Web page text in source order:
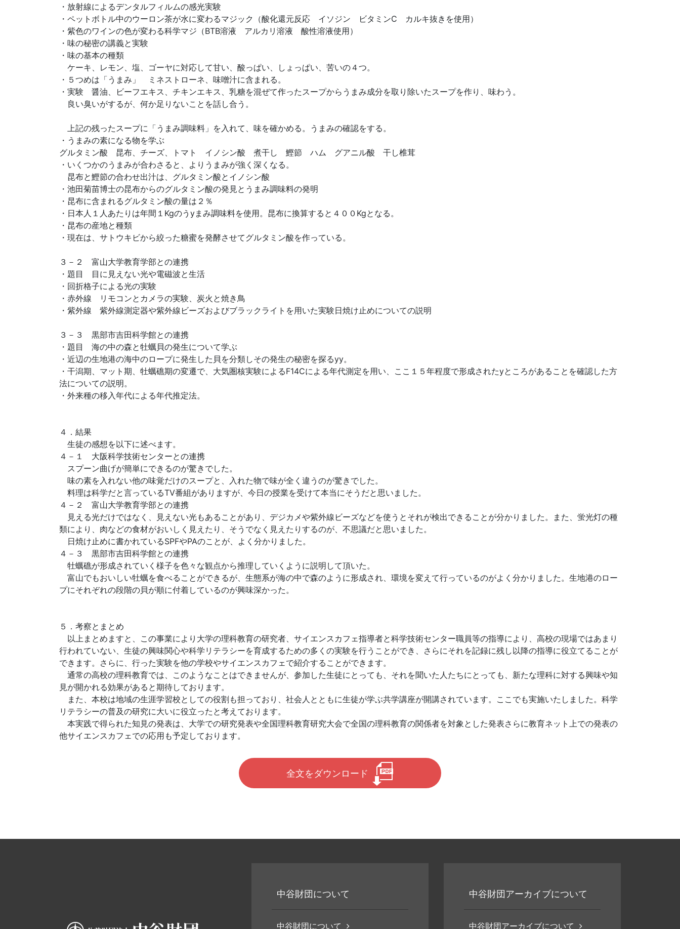
・放射線によるデンタルフィルムの感光実験
・ペットボトル中のウーロン茶が水に変わるマジック（酸化還元反応 イソジン ビタミンC カルキ抜きを使用）
・紫色のワインの色が変わる科学マジ（BTB溶液 アルカリ溶液 酸性溶液使用）
・味の秘密の講義と実験
・味の基本の種類
ケーキ、レモン、塩、ゴーヤに対応して甘い、酸っぱい、しょっぱい、苦いの４つ。
・５つめは「うまみ」 ミネストローネ、味噌汁に含まれる。
・実験 醤油、ビーフエキス、チキンエキス、乳糖を混ぜて作ったスープからうまみ成分を取り除いたスープを作り、味わう。
良い臭いがするが、何か足りないことを話し合う。
上記の残ったスープに「うまみ調味料」を入れて、味を確かめる。うまみの確認をする。
・うまみの素になる物を学ぶ
グルタミン酸 昆布、チーズ、トマト イノシン酸 煮干し 鰹節 ハム グアニル酸 干し椎茸
・いくつかのうまみが合わさると、よりうまみが強く深くなる。
昆布と鰹節の合わせ出汁は、グルタミン酸とイノシン酸
・池田菊苗博士の昆布からのグルタミン酸の発見とうまみ調味料の発明
・昆布に含まれるグルタミン酸の量は２％
・日本人１人あたりは年間１Kgのうyまみ調味料を使用。昆布に換算すると４００Kgとなる。
・昆布の産地と種類
・現在は、サトウキビから絞った糖蜜を発酵させてグルタミン酸を作っている。
３－２ 富山大学教育学部との連携
・題目 目に見えない光や電磁波と生活
・回折格子による光の実験
・赤外線 リモコンとカメラの実験、炭火と焼き鳥
・紫外線 紫外線測定器や紫外線ビーズおよびブラックライトを用いた実験日焼け止めについての説明
３－３ 黒部市吉田科学館との連携
・題目 海の中の森と牡蠣貝の発生について学ぶ
・近辺の生地港の海中のロープに発生した貝を分類しその発生の秘密を探るyy。
・干潟期、マット期、牡蠣礁期の変遷で、大気圏核実験によるF14Cによる年代測定を用い、ここ１５年程度で形成されたyところがあることを確認した方
法についての説明。
・外来種の移入年代による年代推定法。
４．結果
生徒の感想を以下に述べます。
４－１ 大阪科学技術センターとの連携
スプーン曲げが簡単にできるのが驚きでした。
味の素を入れない他の味覚だけのスープと、入れた物で味が全く違うのが驚きでした。
料理は科学だと言っているTV番組がありますが、今日の授業を受けて本当にそうだと思いました。
４－２ 富山大学教育学部との連携
見える光だけではなく、見えない光もあることがあり、デジカメや紫外線ビーズなどを使うとそれが検出できることが分かりました。また、蛍光灯の種
類により、肉などの食材がおいしく見えたり、そうでなく見えたりするのが、不思議だと思いました。
日焼け止めに書かれているSPFやPAのことが、よく分かりました。
４－３ 黒部市吉田科学館との連携
牡蠣礁が形成されていく様子を色々な観点から推理していくように説明して頂いた。
富山でもおいしい牡蠣を食べることができるが、生態系が海の中で森のように形成され、環境を変えて行っているのがよく分かりました。生地港のロー
プにそれぞれの段階の貝が順に付着しているのが興味深かった。
５．考察とまとめ
以上まとめますと、この事業により大学の理科教育の研究者、サイエンスカフェ指導者と科学技術センター職員等の指導により、高校の現場ではあまり
行われていない、生徒の興味関心や科学リテラシーを育成するための多くの実験を行うことができ、さらにそれを記録に残し以降の指導に役立てることが
できます。さらに、行った実験を他の学校やサイエンスカフェで紹介することができます。
通常の高校の理科教育では、このようなことはできませんが、参加した生徒にとっても、それを聞いた人たちにとっても、新たな理科に対する興味や知
見が開かれる効果があると期待しております。
また、本校は地域の生涯学習校としての役割も担っており、社会人とともに生徒が学ぶ共学講座が開講されています。ここでも実施いたしました。科学
リテラシーの普及の研究に大いに役立ったと考えております。
本実践で得られた知見の発表は、大学での研究発表や全国理科教育研究大会で全国の理科教育の関係者を対象とした発表さらに教育ネット上での発表の
他サイエンスカフェでの応用も予定しております。
全文をダウンロード
中谷財団について
中谷財団について
中谷財団アーカイブについて
中谷財団アーカイブについて